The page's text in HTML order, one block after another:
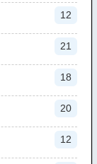
12
21
18
20
12